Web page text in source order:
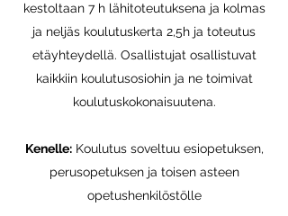
kestoltaan 7 h lähitoteutuksena ja kolmas
ja neljäs koulutuskerta 2,5h ja toteutus
etäyhteydellä. Osallistujat osallistuvat
kaikkiin koulutusosiohin ja ne toimivat
koulutuskokonaisuutena.
Kenelle:Koulutus soveltuu esiopetuksen,
perusopetuksen ja toisen asteen
opetushenkilöstölle